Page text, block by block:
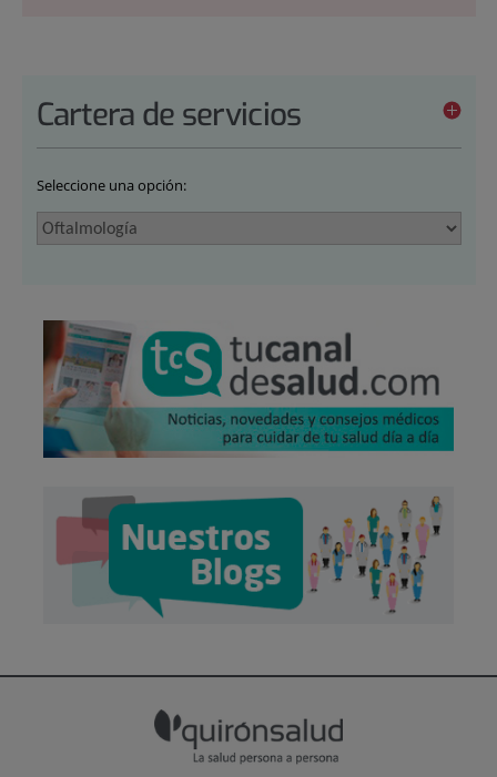
Cartera de servicios
Seleccione una opción: